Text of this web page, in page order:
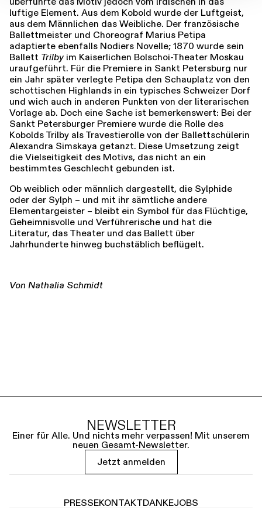
luftige Element. Aus dem Kobold wurde der Luftgeist,
aus dem Männlichen das Weibliche. Der französische
Ballettmeister und Choreograf Marius Petipa
adaptierte ebenfalls Nodiers Novelle; 1870 wurde sein
Ballett Trilby im Kaiserlichen Bolschoi-Theater Moskau
uraufgeführt. Für die Premiere in Sankt Petersburg nur
ein Jahr später verlegte Petipa den Schauplatz von den
schottischen Highlands in ein typisches Schweizer Dorf
und wich auch in anderen Punkten von der literarischen
Vorlage ab. Doch eine Sache ist bemerkenswert: Bei der
Sankt Petersburger Premiere wurde die Rolle des
Kobolds Trilby als Travestierolle von der Ballettschülerin
Alexandra Simskaya getanzt. Diese Umsetzung zeigt
die Vielseitigkeit des Motivs, das nicht an ein
bestimmtes Geschlecht gebunden ist.
Ob weiblich oder männlich dargestellt, die Sylphide
oder der Sylph – und mit ihr sämtliche andere
Elementargeister – bleibt ein Symbol für das Flüchtige,
Geheimnisvolle und Verführerische und hat die
Literatur, das Theater und das Ballett über
Jahrhunderte hinweg buchstäblich beflügelt.
Von Nathalia Schmidt
NEWSLETTER
Einer für Alle. Und nichts mehr verpassen! Mit unserem
neuen Gesamt-Newsletter.
Jetzt anmelden
PRESSEKONTAKTDANKEJOBS